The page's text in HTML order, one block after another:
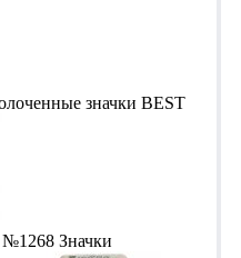
значки BEST
№1268 Значки